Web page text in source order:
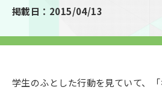
掲載日：2015/04/13
学生のふとした行動を見ていて、